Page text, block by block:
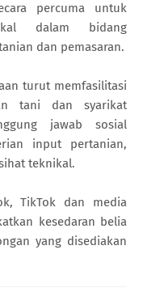
percuma untuk
dalam bidang
dan pemasaran.
turut memfasilitasi
tani dan syarikat
jawab sosial
input pertanian,
teknikal.
TikTok dan media
kesedaran belia
yang disediakan